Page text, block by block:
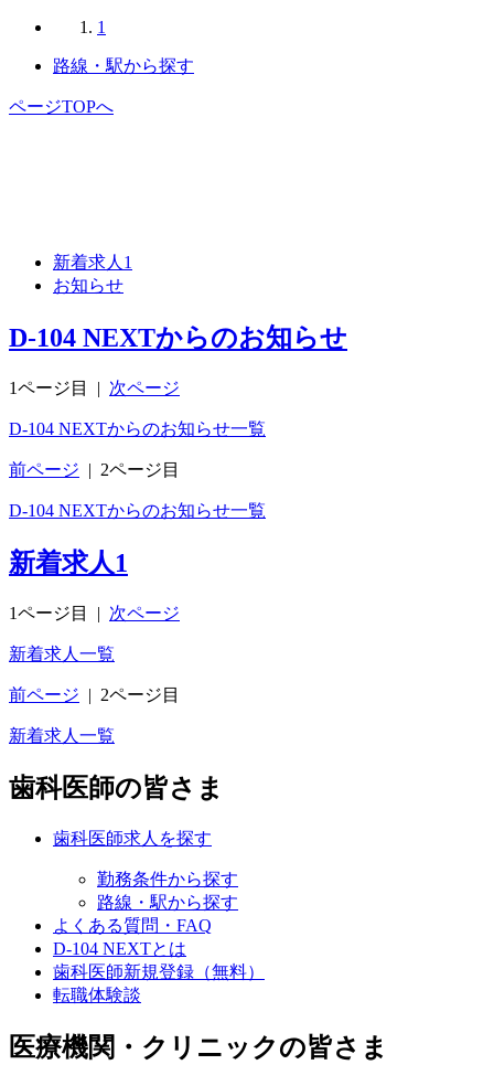
1
路線・駅から探す
ページTOPへ
新着求人1
お知らせ
D-104 NEXTからのお知らせ
1ページ目 | 次ページ
D-104 NEXTからのお知らせ一覧
前ページ | 2ページ目
D-104 NEXTからのお知らせ一覧
新着求人1
1ページ目 | 次ページ
新着求人一覧
前ページ | 2ページ目
新着求人一覧
歯科医師の皆さま
歯科医師求人を探す
勤務条件から探す
路線・駅から探す
よくある質問・FAQ
D-104 NEXTとは
歯科医師新規登録（無料）
転職体験談
医療機関・クリニックの皆さま